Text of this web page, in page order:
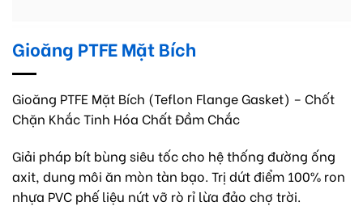
Gioăng PTFE Mặt Bích
Gioăng PTFE Mặt Bích (Teflon Flange Gasket) – Chốt
Chặn Khắc Tinh Hóa Chất Đầm Chắc
Giải pháp bít bùng siêu tốc cho hệ thống đường ống
axit, dung môi ăn mòn tàn bạo. Trị dứt điểm 100% ron
nhựa PVC phế liệu nứt vỡ rò rỉ lừa đảo chợ trời.